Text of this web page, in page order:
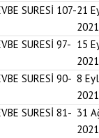
SURESİ 107-21
2021
SURESİ 97- 15
2021
SURESİ 90- 8
2021
SURESİ 81- 31
2021